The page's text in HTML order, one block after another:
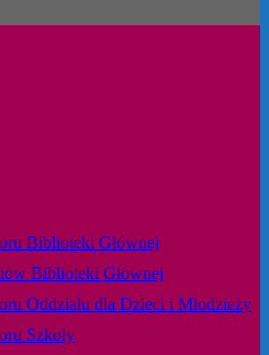
Biblioteki Głównej
Biblioteki Głównej
Oddziału dla Dzieci i Młodzieży
Szkoły